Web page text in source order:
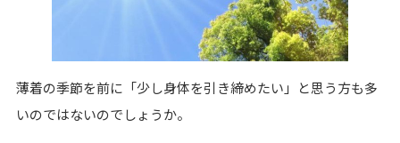
薄着の季節を前に「少し身体を引き締めたい」と思う方も多
いのではないのでしょうか。